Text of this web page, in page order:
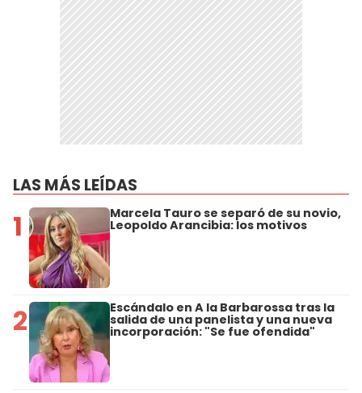
LAS MÁS LEÍDAS
1 Marcela Tauro se separó de su novio,
Leopoldo Arancibia: los motivos
2 Escándalo en A la Barbarossa tras la
salida de una panelista y una nueva
incorporación: "Se fue ofendida"